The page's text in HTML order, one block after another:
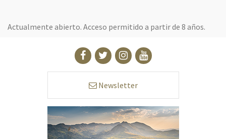
Actualmente abierto. Acceso permitido a partir de 8 años.
Newsletter